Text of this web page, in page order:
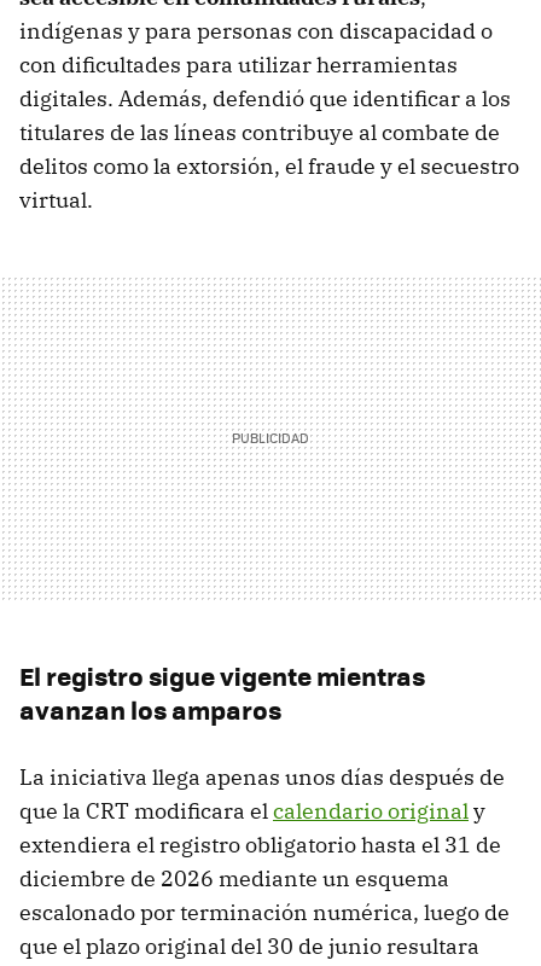
indígenas y para personas con discapacidad o
con dificultades para utilizar herramientas
digitales. Además, defendió que identificar a los
titulares de las líneas contribuye al combate de
delitos como la extorsión, el fraude y el secuestro
virtual.
El registro sigue vigente mientras
avanzan los amparos
La iniciativa llega apenas unos días después de
que la CRT modificara elcalendario originaly
extendiera el registro obligatorio hasta el 31 de
diciembre de 2026 mediante un esquema
escalonado por terminación numérica, luego de
que el plazo original del 30 de junio resultara